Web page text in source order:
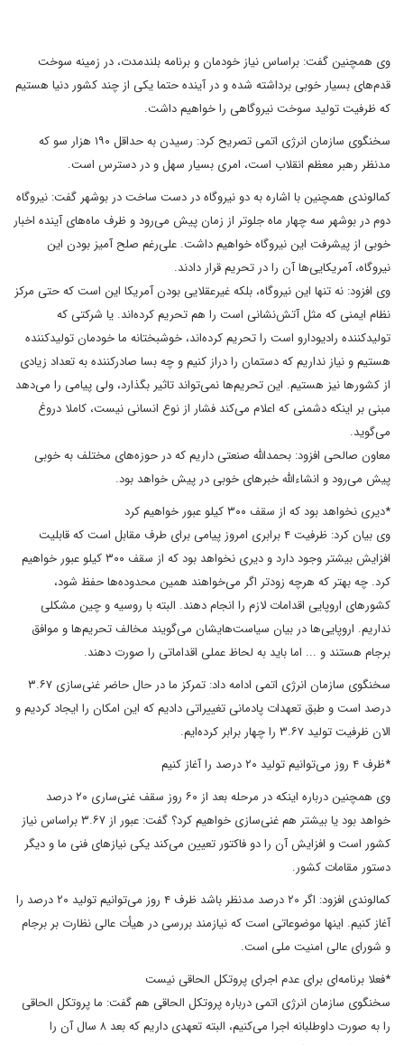
وی همچنین گفت: براساس نیاز خودمان و برنامه بلندمدت، در زمینه سوخت
قدم‌های بسیار خوبی برداشته شده و در آینده حتما یکی از چند کشور دنیا هستیم
که ظرفیت تولید سوخت نیروگاهی را خواهیم داشت.
سخنگوی سازمان انرژی اتمی تصریح کرد: رسیدن به حداقل ۱۹۰ هزار سو که
مدنظر رهبر معظم انقلاب است، امری بسیار سهل و در دسترس است.
کمالوندی همچنین با اشاره به دو نیروگاه در دست ساخت در بوشهر گفت: نیروگاه
دوم در بوشهر سه چهار ماه جلوتر از زمان پیش می‌رود و ظرف ماه‌های آینده اخبار
خوبی از پیشرفت این نیروگاه خواهیم داشت. علی‌رغم صلح آمیز بودن این
نیروگاه، آمریکایی‌ها آن را در تحریم قرار دادند.
وی افزود: نه تنها این نیروگاه، بلکه غیرعقلایی بودن آمریکا این است که حتی مرکز
نظام ایمنی که مثل آتش‌نشانی است را هم تحریم کرده‌اند. یا شرکتی که
تولیدکننده رادیودارو است را تحریم کرده‌اند، خوشبختانه ما خودمان تولیدکننده
هستیم و نیاز نداریم که دستمان را دراز کنیم و چه بسا صادرکننده به تعداد زیادی
از کشورها نیز هستیم. این تحریم‌ها نمی‌تواند تاثیر بگذارد، ولی پیامی را می‌دهد
مبنی بر اینکه دشمنی که اعلام می‌کند فشار از نوع انسانی نیست، کاملا دروغ
می‌گوید.
معاون صالحی افزود: بحمدالله صنعتی داریم که در حوزه‌های مختلف به خوبی
پیش می‌رود و انشاءالله خبرهای خوبی در پیش خواهد بود.
*دیری نخواهد بود که از سقف ۳۰۰ کیلو عبور خواهیم کرد
وی بیان کرد: ظرفیت ۴ برابری امروز پیامی برای طرف مقابل است که قابلیت
افزایش بیشتر وجود دارد و دیری نخواهد بود که از سقف ۳۰۰ کیلو عبور خواهیم
کرد. چه بهتر که هرچه زودتر اگر می‌خواهند همین محدوده‌ها حفظ شود،
کشورهای اروپایی اقدامات لازم را انجام دهند. البته با روسیه و چین مشکلی
نداریم. اروپایی‌ها در بیان سیاست‌هایشان می‌گویند مخالف تحریم‌ها و موافق
برجام هستند و ... اما باید به لحاظ عملی اقداماتی را صورت دهند.
سخنگوی سازمان انرژی اتمی ادامه داد: تمرکز ما در حال حاضر غنی‌سازی ۳.۶۷
درصد است و طبق تعهدات پادمانی تغییراتی دادیم که این امکان را ایجاد کردیم و
الان ظرفیت تولید ۳.۶۷ را چهار برابر کرده‌ایم.
*ظرف ۴ روز می‌توانیم تولید ۲۰ درصد را آغاز کنیم
وی همچنین درباره اینکه در مرحله بعد از ۶۰ روز سقف غنی‌ساری ۲۰ درصد
خواهد بود یا بیشتر هم غنی‌سازی خواهیم کرد؟ گفت: عبور از ۳.۶۷ براساس نیاز
کشور است و افزایش آن را دو فاکتور تعیین می‌کند یکی نیازهای فنی ما و دیگر
دستور مقامات کشور.
کمالوندی افزود: اگر ۲۰ درصد مدنظر باشد ظرف ۴ روز می‌توانیم تولید ۲۰ درصد را
آغاز کنیم. اینها موضوعاتی است که نیازمند بررسی در هیأت عالی نظارت بر برجام
و شورای عالی امنیت ملی است.
*فعلا برنامه‌ای برای عدم اجرای پروتکل الحاقی نیست
سخنگوی سازمان انرژی اتمی درباره پروتکل الحاقی هم گفت: ما پروتکل الحاقی
را به صورت داوطلبانه اجرا می‌کنیم، البته تعهدی داریم که بعد ۸ سال آن را